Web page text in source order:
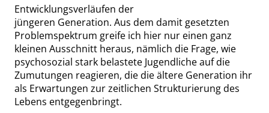
Entwicklungsverläufen der
jüngeren Generation. Aus dem damit gesetzten
Problemspektrum greife ich hier nur einen ganz
kleinen Ausschnitt heraus, nämlich die Frage, wie
psychosozial stark belastete Jugendliche auf die
Zumutungen reagieren, die die ältere Generation ihr
als Erwartungen zur zeitlichen Strukturierung des
Lebens entgegenbringt.